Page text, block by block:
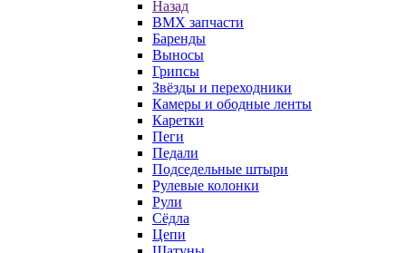
Назад
BMX запчасти
Баренды
Выносы
Грипсы
Звёзды и переходники
Камеры и ободные ленты
Каретки
Пеги
Педали
Подседельные штыри
Рулевые колонки
Рули
Сёдла
Цепи